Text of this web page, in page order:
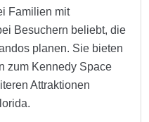
Familien mit
Besuchern beliebt, die
planen. Sie bieten
zum Kennedy Space
Attraktionen